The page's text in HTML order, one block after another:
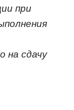
при
на сдачу